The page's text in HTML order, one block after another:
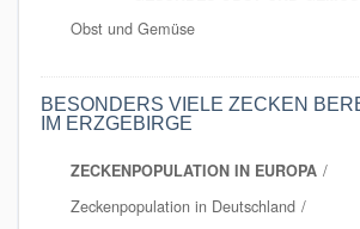
Obst und Gemüse
BESONDERS VIELE ZECKEN
IM ERZGEBIRGE
ZECKENPOPULATION IN EUROPA
Zeckenpopulation in Deutschland